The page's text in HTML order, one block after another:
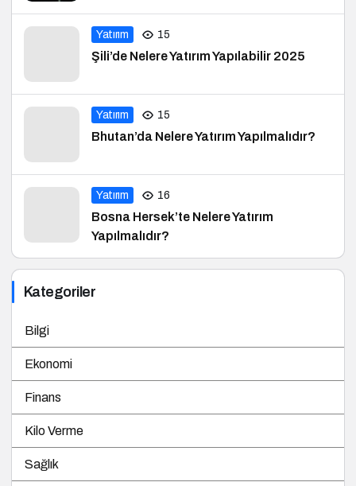
Yatırım 15
Şili’de Nelere Yatırım Yapılabilir 2025
Yatırım 15
Bhutan’da Nelere Yatırım Yapılmalıdır?
Yatırım 16
Bosna Hersek’te Nelere Yatırım
Yapılmalıdır?
Kategoriler
Bilgi
Ekonomi
Finans
Kilo Verme
Sağlık